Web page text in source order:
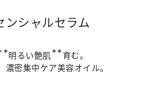
ンシャルセラム
明るい艶肌∗∗育む。
濃密集中ケア美容オイル。